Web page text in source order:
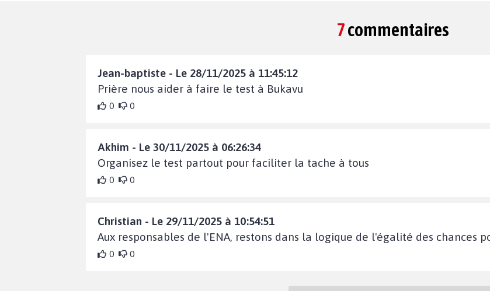
7commentaires
Jean-baptiste - Le 28/11/2025 à 11:45:12
Prière nous aider à faire le test à Bukavu
0 0
Akhim - Le 30/11/2025 à 06:26:34
Organisez le test partout pour faciliter la tache à tous
0 0
Christian - Le 29/11/2025 à 10:54:51
Aux responsables de l'ENA, restons dans la logique de l'égalité des chances
0 0